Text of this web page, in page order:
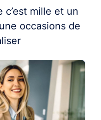
c’est mille et un
occasions de